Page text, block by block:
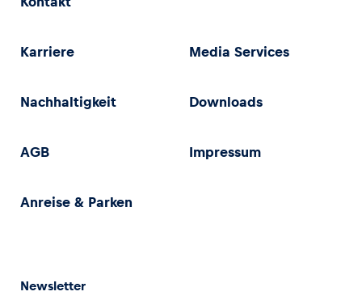
Karriere Media Services
Nachhaltigkeit Downloads
AGB Impressum
Anreise & Parken
Newsletter